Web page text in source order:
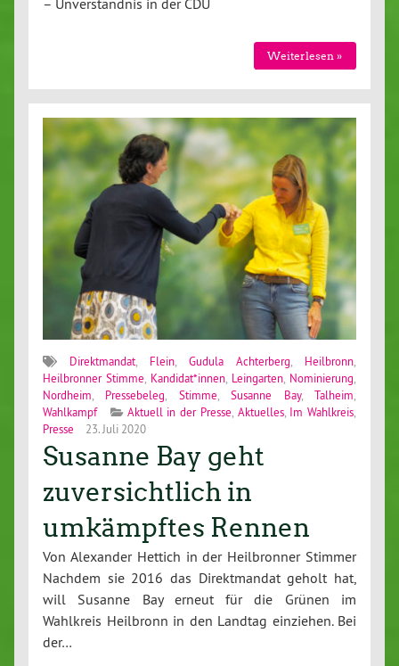
Weiterlesen »
Direktmandat, Flein, Gudula Achterberg, Heilbronn,
Heilbronner Stimme, Kandidat*innen, Leingarten, Nominierung,
Nordheim, Pressebeleg, Stimme,Susanne Bay,Talheim,
Wahlkampf
Aktuell in der Presse, Aktuelles, Im Wahlkreis,
Presse
23. Juli 2020
Susanne Bay geht
zuversichtlich in
umkämpftes Rennen
Von Alexander Hettich in der Heilbronner Stimmer
Nachdem sie 2016 das Direktmandat geholt hat,
will Susanne Bay erneut für die Grünen im
Wahlkreis Heilbronn in den Landtag einziehen. Bei
der…